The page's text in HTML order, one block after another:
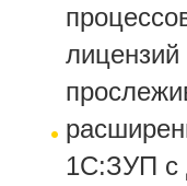
1С:ЗУП с